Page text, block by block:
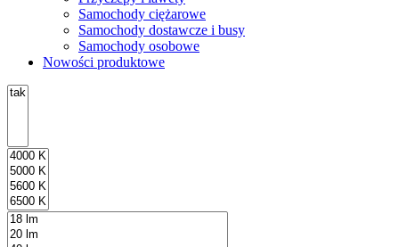
Samochody ciężarowe
Samochody dostawcze i busy
Samochody osobowe
Nowości produktowe